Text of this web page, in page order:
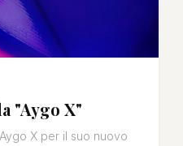
"Aygo X"
X per il suo nuovo